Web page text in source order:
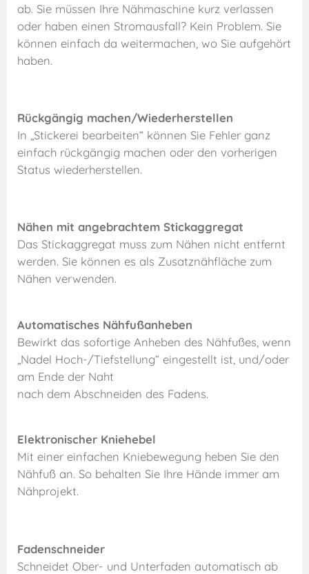
ab. Sie müssen Ihre Nähmaschine kurz verlassen
oder haben einen Stromausfall? Kein Problem. Sie
können einfach da weitermachen, wo Sie aufgehört
haben.
Rückgängig machen/Wiederherstellen
In „Stickerei bearbeiten“ können Sie Fehler ganz
einfach rückgängig machen oder den vorherigen
Status wiederherstellen.
Nähen mit angebrachtem Stickaggregat
Das Stickaggregat muss zum Nähen nicht entfernt
werden. Sie können es als Zusatznähfläche zum
Nähen verwenden.
Automatisches Nähfußanheben
Bewirkt das sofortige Anheben des Nähfußes, wenn
„Nadel Hoch-/Tiefstellung“ eingestellt ist, und/oder
am Ende der Naht
nach dem Abschneiden des Fadens.
Elektronischer Kniehebel
Mit einer einfachen Kniebewegung heben Sie den
Nähfuß an. So behalten Sie Ihre Hände immer am
Nähprojekt.
Fadenschneider
Schneidet Ober- und Unterfaden automatisch ab